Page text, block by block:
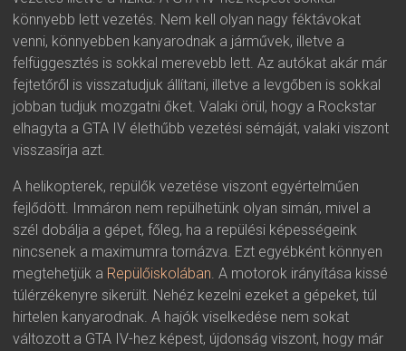
könnyebb lett vezetés. Nem kell olyan nagy féktávokat
venni, könnyebben kanyarodnak a járművek, illetve a
felfüggesztés is sokkal merevebb lett. Az autókat akár már
fejtetőről is visszatudjuk állítani, illetve a levgőben is sokkal
jobban tudjuk mozgatni őket. Valaki örül, hogy a Rockstar
elhagyta a GTA IV élethűbb vezetési sémáját, valaki viszont
visszasírja azt.
A helikopterek, repülők vezetése viszont egyértelműen
fejlődött. Immáron nem repülhetünk olyan simán, mivel a
szél dobálja a gépet, főleg, ha a repülési képességeink
nincsenek a maximumra tornázva. Ezt egyébként könnyen
megtehetjük a Repülőiskolában. A motorok irányítása kissé
túlérzékenyre sikerült. Nehéz kezelni ezeket a gépeket, túl
hirtelen kanyarodnak. A hajók viselkedése nem sokat
változott a GTA IV-hez képest, újdonság viszont, hogy már